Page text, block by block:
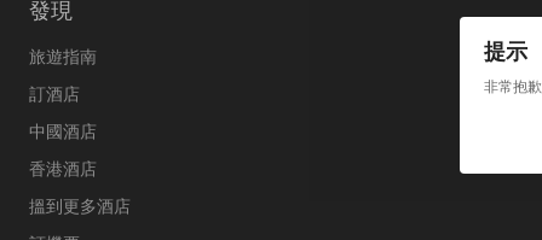
提示
非常抱
發現
旅遊指南
訂酒店
中國酒店
香港酒店
搵到更多酒店